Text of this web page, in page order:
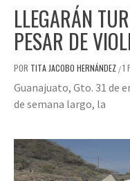
LLEGARÁN
PESAR DE
POR TITA JACOBO HERNÁNDEZ /1
Guanajuato, Gto. 31 de
de semana largo, la